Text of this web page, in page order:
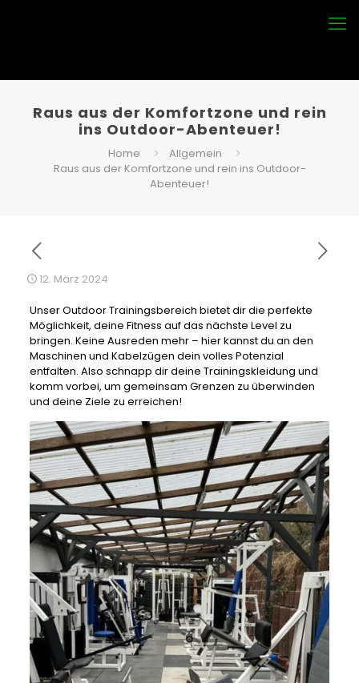
Raus aus der Komfortzone und rein
ins Outdoor-Abenteuer!
Home
Allgemein
Raus aus der Komfortzone und rein ins Outdoor-
Abenteuer!
12. März 2024
Unser Outdoor Trainingsbereich bietet dir die perfekte
Möglichkeit, deine Fitness auf das nächste Level zu
bringen. Keine Ausreden mehr – hier kannst du an den
Maschinen und Kabelzügen dein volles Potenzial
entfalten. Also schnapp dir deine Trainingskleidung und
komm vorbei, um gemeinsam Grenzen zu überwinden
und deine Ziele zu erreichen!